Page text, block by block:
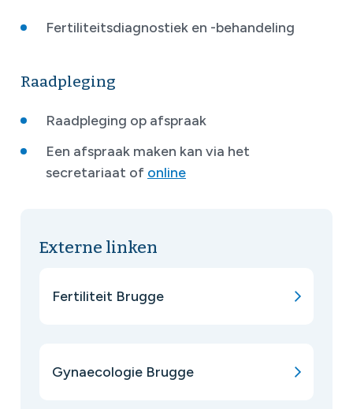
Fertiliteitsdiagnostiek en -behandeling
Raadpleging
Raadpleging op afspraak
Een afspraak maken kan via het
secretariaat of online
Externe linken
Fertiliteit Brugge
Gynaecologie Brugge